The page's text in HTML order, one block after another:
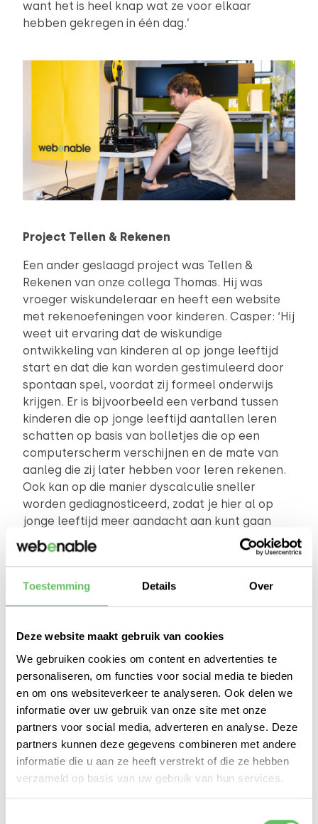
Toestemming Details Over
Deze website maakt gebruik van cookies
We gebruiken cookies om content en advertenties te
personaliseren, om functies voor social media te bieden
en om ons websiteverkeer te analyseren. Ook delen we
informatie over uw gebruik van onze site met onze
partners voor social media, adverteren en analyse. Deze
partners kunnen deze gegevens combineren met andere
informatie die u aan ze heeft verstrekt of die ze hebben
verzameld op basis van uw gebruik van hun services.
want het is heel knap wat ze voor elkaar
hebben gekregen in één dag.’
Project Tellen & Rekenen
Een ander geslaagd project was Tellen &
Rekenen van onze collega Thomas. Hij was
vroeger wiskundeleraar en heeft een website
met rekenoefeningen voor kinderen. Casper: ‘Hij
weet uit ervaring dat de wiskundige
ontwikkeling van kinderen al op jonge leeftijd
start en dat die kan worden gestimuleerd door
spontaan spel, voordat zij formeel onderwijs
krijgen. Er is bijvoorbeeld een verband tussen
kinderen die op jonge leeftijd aantallen leren
schatten op basis van bolletjes die op een
computerscherm verschijnen en de mate van
aanleg die zij later hebben voor leren rekenen.
Ook kan op die manier dyscalculie sneller
worden gediagnosticeerd, zodat je hier al op
jonge leeftijd meer aandacht aan kunt gaan
besteden. Team Tellen & Rekenen heeft een
webapplicatie gemaakt waarin je in de korte tijd
verschillende grootte op het scherm ziet, die
elkaar niet overlappen. Nadat die weer zijn
aantal intypen. De webapplicatie Tellen &
Rekenen werkte heel goed en dat was gaaf om
te zien.’
Project Sniperthon
Het project Sniperthon was gericht op een
kastje dat op schietbanen kan worden gebruikt
om schutters te trainen voor het nauwkeurig
schieten onder tijdsdruk. ‘Bij de schiettent op de
kermis kun je jezelf positioneren tot je helemaal
goed staat en dan raak je het plastic sterretje